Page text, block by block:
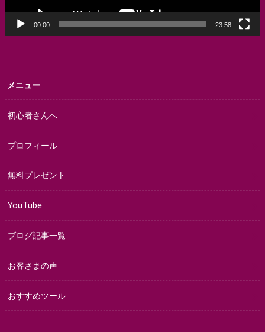
00:00 23:58
メニュー
初心者さんへ
プロフィール
無料プレゼント
YouTube
ブログ記事一覧
お客さまの声
おすすめツール